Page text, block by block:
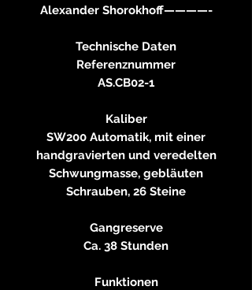
Alexander Shorokhoff————-
Technische Daten
Referenznummer
AS.CB02-1
Kaliber
SW200 Automatik, mit einer
handgravierten und veredelten
Schwungmasse, gebläuten
Schrauben, 26 Steine
Gangreserve
Ca. 38 Stunden
Funktionen